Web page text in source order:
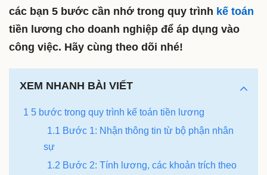
các bạn 5 bước cần nhớ trong quy trình kế toán
tiền lương cho doanh nghiệp để áp dụng vào
công việc. Hãy cùng theo dõi nhé!
XEM NHANH BÀI VIẾT
1 5 bước trong quy trình kế toán tiền lương
1.1 Bước 1: Nhận thông tin từ bộ phận nhân
sự
1.2 Bước 2: Tính lương, các khoản trích theo